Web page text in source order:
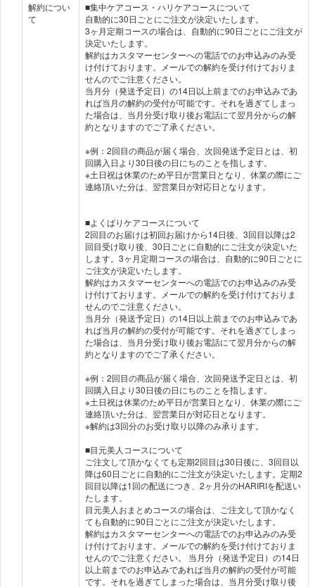
解約につい
て
■集中ケアコース・ハリケアコースについて
自動的に30日ごとにご注文が決定いたします。
3ヶ月定期コースの場合は、自動的に90日ごとにご注文が
決定いたします。
解約はカスタマーセンターへの電話でのお申込みのみ受
け付けております。メールでの解約を受け付けておりま
せんのでご注意ください。
当月分（発送予定日）の14日以上前までのお申込みであ
れば当月の解約の受付が可能です。それを過ぎてしまっ
た場合は、当月分受け取り後お電話にて翌月分からの解
約となりますのでご了承ください。
※例：2回目の商品が届く場合、次回発送予定日とは、初
回購入日より30日後の日にちのことを指します。
※土日祝は休業のため平日が営業日となり、休業の際にご
連絡頂いた分は、翌営業日が対応日となります。
■よくばりケアコースについて
2回目のお届けは初回お届けから14日後、3回目以降は2
回目受け取り後、30日ごとに自動的にご注文が決定いた
します。3ヶ月定期コースの場合は、自動的に90日ごとに
ご注文が決定いたします。
解約はカスタマーセンターへの電話でのお申込みのみ受
け付けております。メールでの解約を受け付けておりま
せんのでご注意ください。
当月分（発送予定日）の14日以上前までのお申込みであ
れば当月の解約の受付が可能です。それを過ぎてしまっ
た場合は、当月分受け取り後お電話にて翌月分からの解
約となりますのでご了承ください。
※例：2回目の商品が届く場合、次回発送予定日とは、初
回購入日より30日後の日にちのことを指します。
※土日祝は休業のため平日が営業日となり、休業の際にご
連絡頂いた分は、翌営業日が対応日となります。
※解約は3回分のお受け取り以降のみ承ります。
■目元美人コースについて
ご注文して頂かなくても定期2回目は30日後に、3回目以
降は60日ごとに自動的にご注文が決定いたします。定期2
回目以降は1回の配送につき、2ヶ月分のHARIRIを配送い
たします。
目元美人おまとめコースの場合は、ご注文して頂かなく
ても自動的に90日ごとにご注文が決定いたします。
解約はカスタマーセンターへの電話でのお申込みのみ受
け付けております。メールでの解約を受け付けておりま
せんのでご注意ください。 当月分（発送予定日）の14日
以上前までのお申込みであれば当月の解約の受付が可能
です。それを過ぎてしまった場合は、当月分受け取り後